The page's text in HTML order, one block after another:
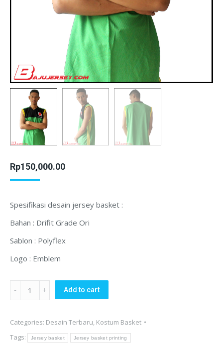
Rp150,000.00
Spesifikasi desain jersey basket :
Bahan : Drifit Grade Ori
Sablon : Polyflex
Logo : Emblem
Jersey
Basket
Batubara
Jakarta
Add to cart
Categories: Desain Terbaru, Kostum Basket
Tags:
Jersey basket Jersey basket printing